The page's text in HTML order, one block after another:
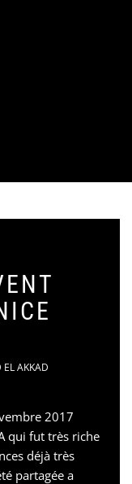
EL AKKAD
2017
qui fut très riche
déjà très
partagée a